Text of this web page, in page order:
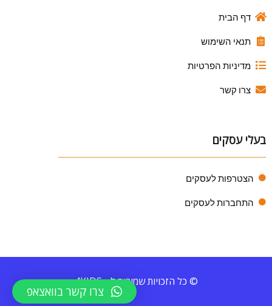
דף הבית
תנאי השימוש
מדיניות הפרטיות
צרו קשר
בעלי עסקים
הצטרפות לעסקים
התחברות לעסקים
© כל הזכויות שמורות ל - 4KIDS
צרו קשר בוואצאפ